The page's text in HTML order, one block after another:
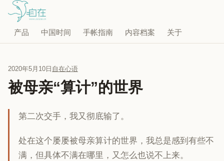
产品 中国时间 手帐指南 内容档案 关于
2020年5月10日 自在心语
被母亲“算计”的世界
第二次交手，我又彻底输了。
处在这个屡屡被母亲算计的世界，我总是感到有些不
满，但具体不满在哪里，又怎么也说不上来。